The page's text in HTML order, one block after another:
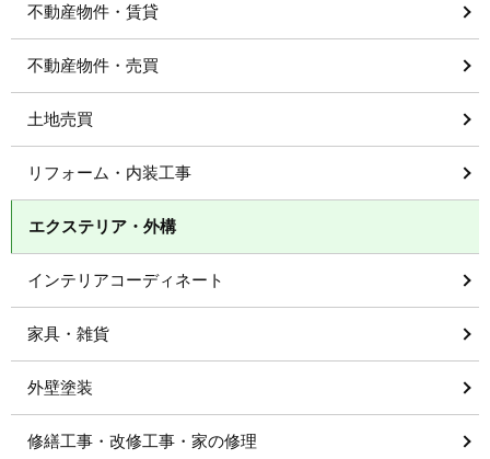
不動産物件・賃貸
不動産物件・売買
土地売買
リフォーム・内装工事
エクステリア・外構
インテリアコーディネート
家具・雑貨
外壁塗装
修繕工事・改修工事・家の修理